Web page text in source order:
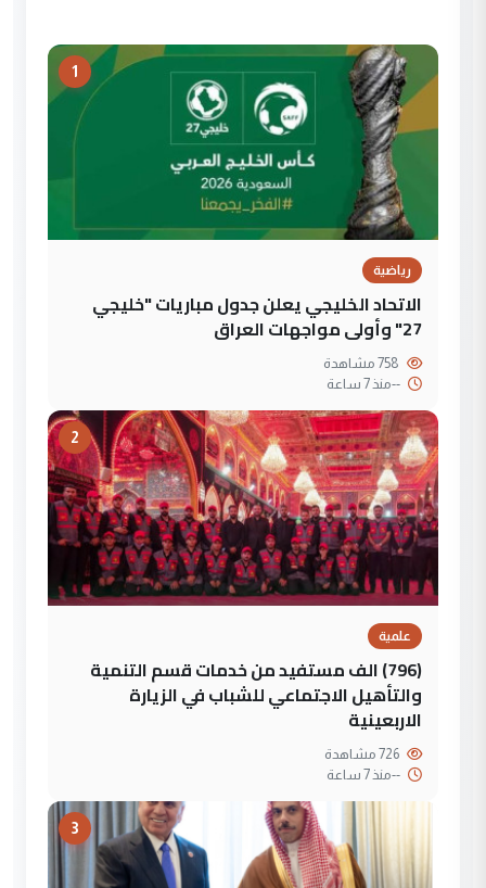
1
رياضية
الاتحاد الخليجي يعلن جدول مباريات "خليجي
27" وأولى مواجهات العراق
--منذ 7 ساعة
2
علمية
(796) الف مستفيد من خدمات قسم التنمية
والتأهيل الاجتماعي للشباب في الزيارة
الاربعينية
--منذ 7 ساعة
3